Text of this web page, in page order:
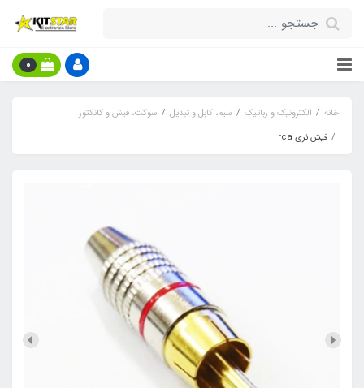
0
خانه الکترونیک و رباتیک سیم، کابل و تبدیل
سوکت، فیش و کانکتور
فیش نری rca